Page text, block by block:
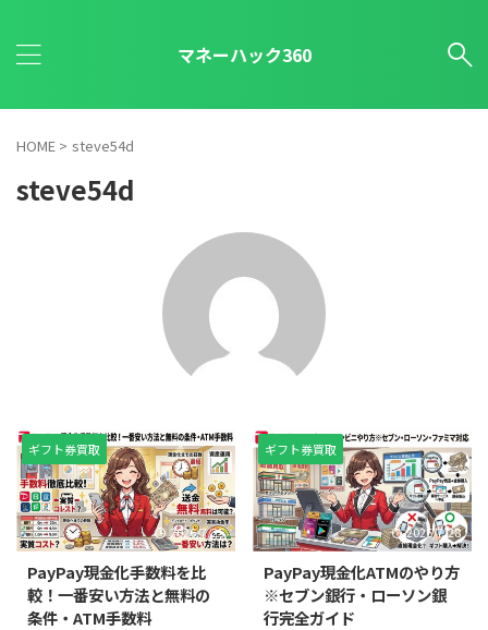
マネーハック360
HOME > steve54d
steve54d
ギフト券買取
2026/7/25
PayPay現金化手数料を比
較！一番安い方法と無料の
条件・ATM手数料
ギフト券買取
2026/7/28
PayPay現金化ATMのやり方
※セブン銀行・ローソン銀
行完全ガイド